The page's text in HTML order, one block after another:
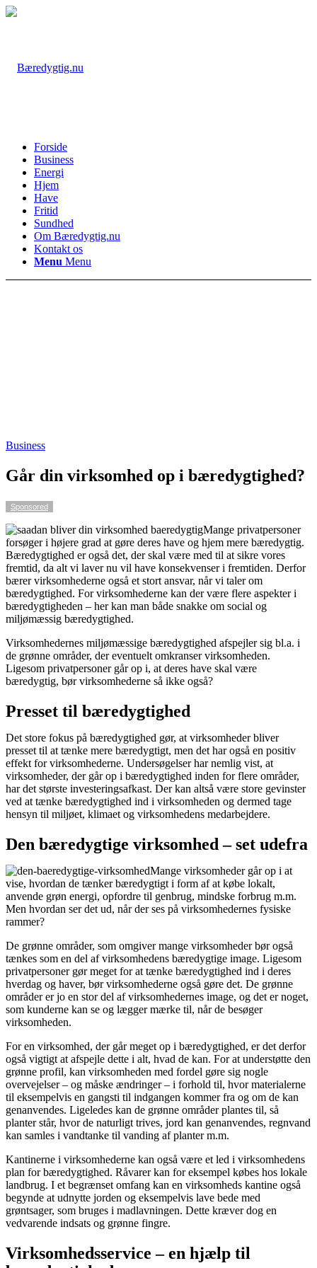
Forside
Business
Energi
Hjem
Have
Fritid
Sundhed
Om Bæredygtig.nu
Kontakt os
Menu Menu
Business
Går din virksomhed op i bæredygtighed?
Sponsored
Mange privatpersoner
forsøger i højere grad at gøre deres have og hjem mere bæredygtig.
Bæredygtighed er også det, der skal være med til at sikre vores
fremtid, da alt vi laver nu vil have konsekvenser i fremtiden. Derfor
bærer virksomhederne også et stort ansvar, når vi taler om
bæredygtighed. For virksomhederne kan der være flere aspekter i
bæredygtigheden – her kan man både snakke om social og
miljømæssig bæredygtighed.
Virksomhedernes miljømæssige bæredygtighed afspejler sig bl.a. i
de grønne områder, der eventuelt omkranser virksomheden.
Ligesom privatpersoner går op i, at deres have skal være
bæredygtig, bør virksomhederne så ikke også?
Presset til bæredygtighed
Det store fokus på bæredygtighed gør, at virksomheder bliver
presset til at tænke mere bæredygtigt, men det har også en positiv
effekt for virksomhederne. Undersøgelser har nemlig vist, at
virksomheder, der går op i bæredygtighed inden for flere områder,
har det største investeringsafkast. Der kan altså være store gevinster
ved at tænke bæredygtighed ind i virksomheden og dermed tage
hensyn til miljøet, klimaet og virksomhedens medarbejdere.
Den bæredygtige virksomhed – set udefra
Mange virksomheder går op i at
vise, hvordan de tænker bæredygtigt i form af at købe lokalt,
anvende grøn energi, opfordre til genbrug, mindske forbrug m.m.
Men hvordan ser det ud, når der ses på virksomhedernes fysiske
rammer?
De grønne områder, som omgiver mange virksomheder bør også
tænkes som en del af virksomhedens bæredygtige image. Ligesom
privatpersoner gør meget for at tænke bæredygtighed ind i deres
hverdag og haver, bør virksomhederne også gøre det. De grønne
områder er jo en stor del af virksomhedernes image, og det er noget,
som kunderne kan se og lægger mærke til, når de besøger
virksomheden.
For en virksomhed, der går meget op i bæredygtighed, er det derfor
også vigtigt at afspejle dette i alt, hvad de kan. For at understøtte den
grønne profil, kan virksomheden med fordel gøre sig nogle
overvejelser – og måske ændringer – i forhold til, hvor materialerne
til eksempelvis en gangsti til indgangen kommer fra og om de kan
genanvendes. Ligeledes kan de grønne områder plantes til, så
planter står, hvor de naturligt trives, jord kan genanvendes, regnvand
kan samles i vandtanke til vanding af planter m.m.
Kantinerne i virksomhederne kan også være et led i virksomhedens
plan for bæredygtighed. Råvarer kan for eksempel købes hos lokale
landbrug. I et begrænset omfang kan en virksomheds kantine også
begynde at udnytte jorden og eksempelvis lave bede med
grøntsager, som bruges i madlavningen. Dette kræver dog en
vedvarende indsats og grønne fingre.
Virksomhedsservice – en hjælp til